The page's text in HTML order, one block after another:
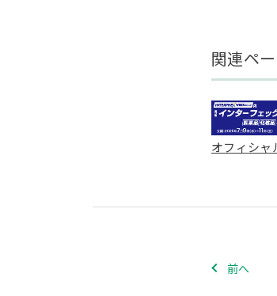
関連ペ
オフィシャ
前へ